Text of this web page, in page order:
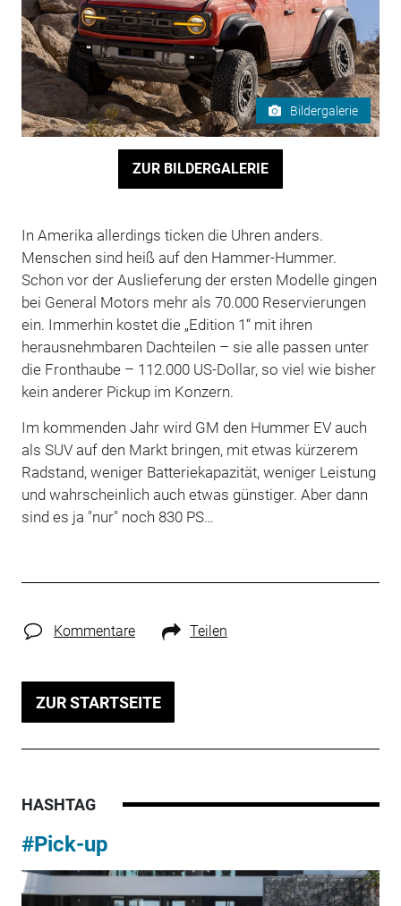
Bildergalerie
ZUR BILDERGALERIE
In Amerika allerdings ticken die Uhren anders.
Menschen sind heiß auf den Hammer-Hummer.
Schon vor der Auslieferung der ersten Modelle gingen
bei General Motors mehr als 70.000 Reservierungen
ein. Immerhin kostet die „Edition 1“ mit ihren
herausnehmbaren Dachteilen – sie alle passen unter
die Fronthaube – 112.000 US-Dollar, so viel wie bisher
kein anderer Pickup im Konzern.
Im kommenden Jahr wird GM den Hummer EV auch
als SUV auf den Markt bringen, mit etwas kürzerem
Radstand, weniger Batteriekapazität, weniger Leistung
und wahrscheinlich auch etwas günstiger. Aber dann
sind es ja "nur" noch 830 PS…
Kommentare Teilen
ZUR STARTSEITE
HASHTAG
#Pick-up